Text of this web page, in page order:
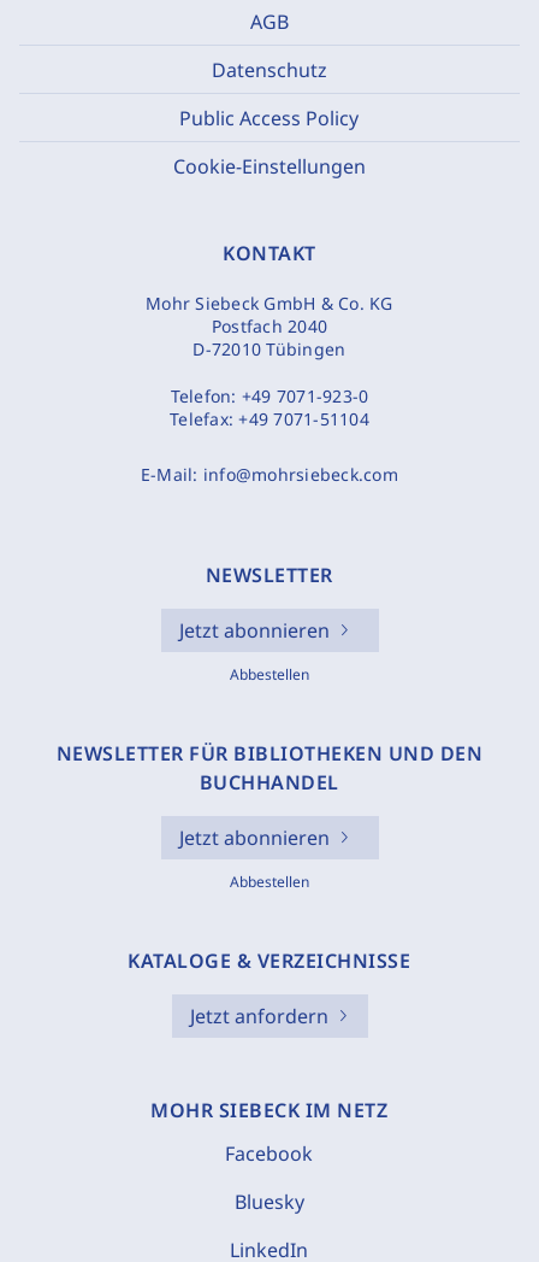
AGB
Datenschutz
Public Access Policy
Cookie-Einstellungen
KONTAKT
Mohr Siebeck GmbH & Co. KG
Postfach 2040
D-72010 Tübingen
Telefon: +49 7071-923-0
Telefax:+49 7071-51104
E-Mail: info@mohrsiebeck.com
NEWSLETTER
Jetzt abonnieren
Abbestellen
NEWSLETTER FÜR BIBLIOTHEKEN UND DEN
BUCHHANDEL
Jetzt abonnieren
Abbestellen
KATALOGE & VERZEICHNISSE
Jetzt anfordern
MOHR SIEBECK IM NETZ
Facebook
Bluesky
LinkedIn